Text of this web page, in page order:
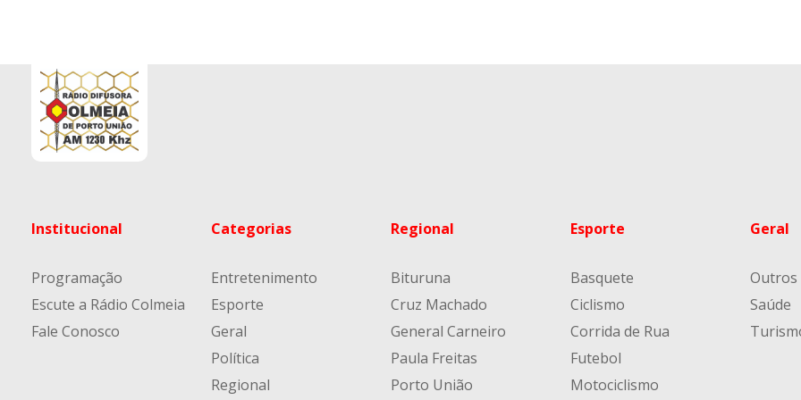
Institucional
Programação
Escute a Rádio Colmeia
Fale Conosco
Categorias
Entretenimento
Esporte
Geral
Política
Regional
Regional
Bituruna
Cruz Machado
General Carneiro
Paula Freitas
Porto União
Esporte
Basquete
Ciclismo
Corrida de Rua
Futebol
Motociclismo
Geral
Outros
Saúde